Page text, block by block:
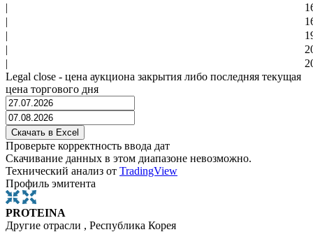
|
|
|
|
|
Legal close - цена аукциона закрытия либо последняя текущая
цена торгового дня
Проверьте корректность ввода дат
Скачивание данных в этом диапазоне невозможно.
Технический анализ от TradingView
Профиль эмитента
PROTEINA
Другие отрасли , Республика Корея